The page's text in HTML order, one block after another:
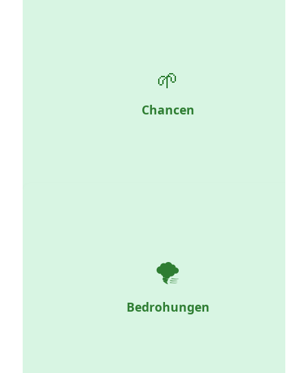
🌱
Chancen
Günstige externe Faktoren: Kontext, Innovationen,
anderen abzuheben.
🌪️
Bedrohungen
Externe Risiken, die sich negativ auf die
Geschäftstätigkeit auswirken können: Wettbewerb,
Instabilität, Klima, Abhängigkeiten.